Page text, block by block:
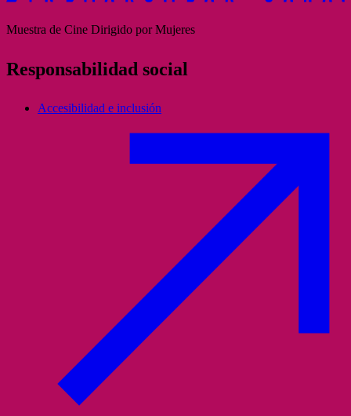
Muestra de Cine Dirigido por Mujeres
Responsabilidad social
Accesibilidad e inclusión